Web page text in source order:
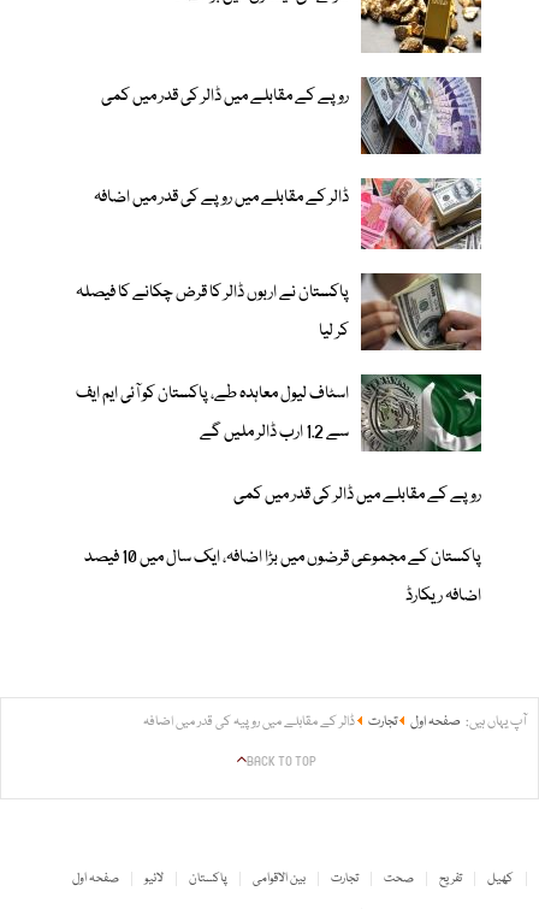
روپے کے مقابلے میں ڈالر کی قدر میں کمی
ڈالر کے مقابلے میں روپے کی قدر میں اضافہ
پاکستان نے اربوں ڈالر کا قرض چکانے کا فیصلہ
کر لیا
اسٹاف لیول معاہدہ طے، پاکستان کو آئی ایم ایف
سے 1.2 ارب ڈالر ملیں گے
روپے کے مقابلے میں ڈالر کی قدر میں کمی
پاکستان کے مجموعی قرضوں میں بڑا اضافہ، ایک سال میں 10 فیصد
اضافہ ریکارڈ
آپ یہاں ہیں: صفحہ اول تجارت ڈالر کے مقابلے میں روپیہ کی قدر میں اضافہ
BACK TO TOP
صفحہ اول لائیو پاکستان بین الاقوامی تجارت صحت تفریح
کھیل